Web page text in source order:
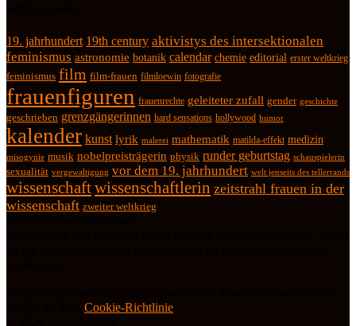
19. jahrhundert 19th century aktivistys des intersektionalen
feminismus astronomie botanik calendar chemie editorial erster weltkrieg
feminismus film film-frauen filmloewin fotografie
frauenfiguren frauenrechte geleiteter zufall gender geschichte
geschrieben grenzgängerinnen hard sensations hollywood humor
kalender kunst lyrik malerei mathematik matilda-effekt medizin
misogynie musik nobelpreisträgerin physik runder geburtstag schauspielerin
sexualität vergewaltigung vor dem 19. jahrhundert welt jenseits des tellerrands
wissenschaftwissenschaftlerin zeitstrahl frauen in der
wissenschaft zweiter weltkrieg
Cookie-Richtlinie